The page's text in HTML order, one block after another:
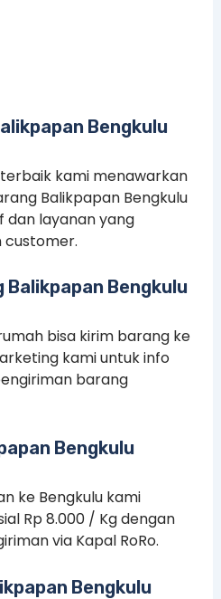
Bengkulu
kami menawarkan
Balikpapan Bengkulu
layanan yang
customer.
Balikpapan Bengkulu
bisa kirim barang ke
kami untuk info
barang
Bengkulu
ke Bengkulu kami
Rp 8.000 / Kg dengan
via Kapal RoRo.
Bengkulu